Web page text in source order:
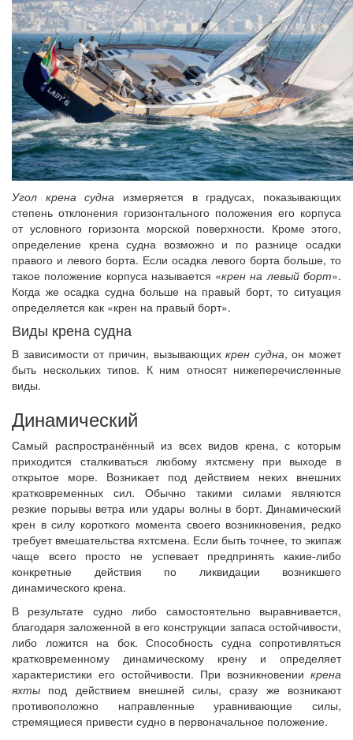
Угол крена судна измеряется в градусах, показывающих
степень отклонения горизонтального положения его корпуса
от условного горизонта морской поверхности. Кроме этого,
определение крена судна возможно и по разнице осадки
правого и левого борта. Если осадка левого борта больше, то
такое положение корпуса называется «крен на левый борт».
Когда же осадка судна больше на правый борт, то ситуация
определяется как «крен на правый борт».
Виды крена судна
В зависимости от причин, вызывающихкрен судна, он может
быть нескольких типов. К ним относят нижеперечисленные
виды.
Динамический
Самый распространённый из всех видов крена, с которым
приходится сталкиваться любому яхтсмену при выходе в
открытое море. Возникает под действием неких внешних
кратковременных сил. Обычно такими силами являются
резкие порывы ветра или удары волны в борт. Динамический
крен в силу короткого момента своего возникновения, редко
требует вмешательства яхтсмена. Если быть точнее, то экипаж
чаще всего просто не успевает предпринять какие-либо
конкретные действия по ликвидации возникшего
динамического крена.
В результате судно либо самостоятельно выравнивается,
благодаря заложенной в его конструкции запаса остойчивости,
либо ложится на бок. Способность судна сопротивляться
кратковременному динамическому крену и определяет
характеристики его остойчивости. При возникновении крена
яхты под действием внешней силы, сразу же возникают
противоположно направленные уравнивающие силы,
стремящиеся привести судно в первоначальное положение.